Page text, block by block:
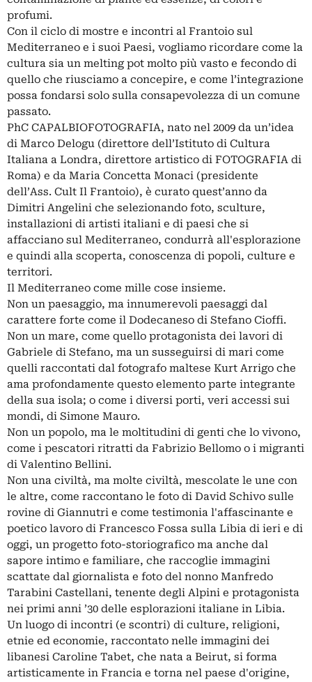
profumi.
Con il ciclo di mostre e incontri al Frantoio sul
Mediterraneo e i suoi Paesi, vogliamo ricordare come la
cultura sia un melting pot molto più vasto e fecondo di
quello che riusciamo a concepire, e come l’integrazione
possa fondarsi solo sulla consapevolezza di un comune
passato.
PhC CAPALBIOFOTOGRAFIA, nato nel 2009 da un’idea
di Marco Delogu (direttore dell’Istituto di Cultura
Italiana a Londra, direttore artistico di FOTOGRAFIA di
Roma) e da Maria Concetta Monaci (presidente
dell’Ass. Cult Il Frantoio), è curato quest’anno da
Dimitri Angelini che selezionando foto, sculture,
installazioni di artisti italiani e di paesi che si
affacciano sul Mediterraneo, condurrà all'esplorazione
e quindi alla scoperta, conoscenza di popoli, culture e
territori.
Il Mediterraneo come mille cose insieme.
Non un paesaggio, ma innumerevoli paesaggi dal
carattere forte come il Dodecaneso di Stefano Cioffi.
Non un mare, come quello protagonista dei lavori di
Gabriele di Stefano, ma un susseguirsi di mari come
quelli raccontati dal fotografo maltese Kurt Arrigo che
ama profondamente questo elemento parte integrante
della sua isola; o come i diversi porti, veri accessi sui
mondi, di Simone Mauro.
Non un popolo, ma le moltitudini di genti che lo vivono,
come i pescatori ritratti da Fabrizio Bellomo o i migranti
di Valentino Bellini.
Non una civiltà, ma molte civiltà, mescolate le une con
le altre, come raccontano le foto di David Schivo sulle
rovine di Giannutri e come testimonia l'affascinante e
poetico lavoro di Francesco Fossa sulla Libia di ieri e di
oggi, un progetto foto-storiografico ma anche dal
sapore intimo e familiare, che raccoglie immagini
scattate dal giornalista e foto del nonno Manfredo
Tarabini Castellani, tenente degli Alpini e protagonista
nei primi anni ’30 delle esplorazioni italiane in Libia.
Un luogo di incontri (e scontri) di culture, religioni,
etnie ed economie, raccontato nelle immagini dei
libanesi Caroline Tabet, che nata a Beirut, si forma
artisticamente in Francia e torna nel paese d'origine,